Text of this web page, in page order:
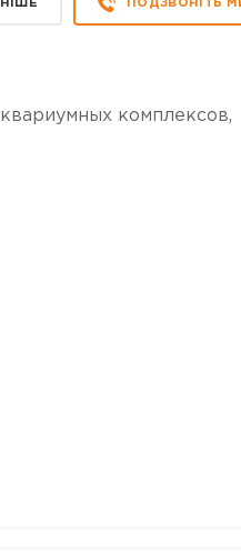
ПОДЗВОНІТЬ
комплексов,